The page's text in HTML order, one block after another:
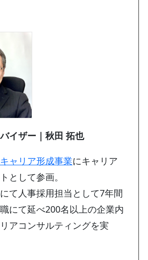
イザー｜秋田 拓也
ャリア形成事業にキャリア
として参画。
て人事採用担当として7年間
にて延べ200名以上の企業内
アコンサルティングを実